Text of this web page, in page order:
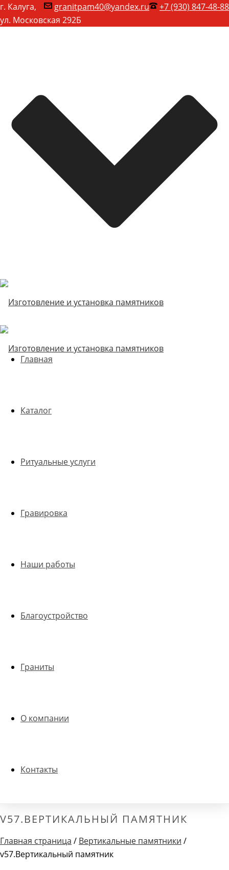
+7 (930) 847-48-88
granitpam40@yandex.ru
г. Калуга,
ул. Московская 292Б
Главная
Каталог
Ритуальные услуги
Гравировка
Наши работы
Благоустройство
Граниты
О компании
Контакты
V57.ВЕРТИКАЛЬНЫЙ ПАМЯТНИК
Главная страница / Вертикальные памятники /
v57.Вертикальный памятник